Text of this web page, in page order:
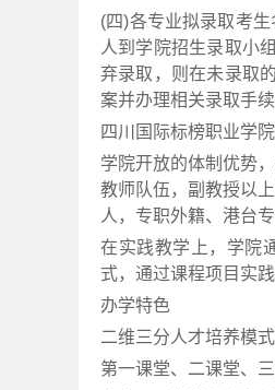
(四)各专业拟录取考
人到学院招生录取小
弃录取，则在未录取
案并办理相关录取手
四川国际标榜职业学
学院开放的体制优势
教师队伍，副教授以
人，专职外籍、港台
在实践教学上，学院
式，通过课程项目实
办学特色
二维三分人才培养模式
第一课堂、二课堂、